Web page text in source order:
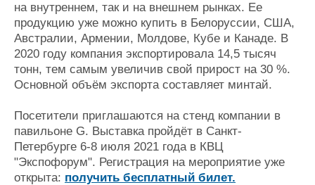
на внутреннем, так и на внешнем рынках. Ее
продукцию уже можно купить в Белоруссии, США,
Австралии, Армении, Молдове, Кубе и Канаде. В
2020 году компания экспортировала 14,5 тысяч
тонн, тем самым увеличив свой прирост на 30 %.
Основной объём экспорта составляет минтай.
Посетители приглашаются на стенд компании в
павильоне G. Выставка пройдёт в Санкт-
Петербурге 6-8 июля 2021 года в КВЦ
"Экспофорум". Регистрация на мероприятие уже
открыта: получить бесплатный билет.